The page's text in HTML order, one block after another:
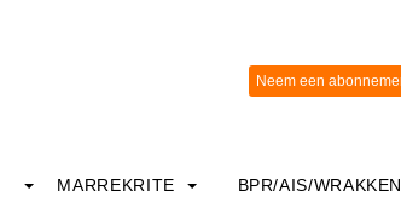
MARREKRITE BPR/AIS/WRAKKEN